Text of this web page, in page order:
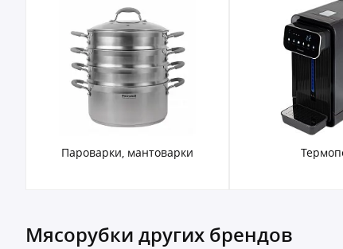
Пароварки, мантоварки
Мясорубки других брендов